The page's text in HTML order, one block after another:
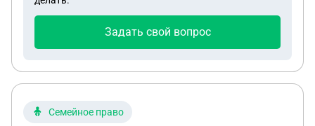
Задать свой вопрос
Семейное право